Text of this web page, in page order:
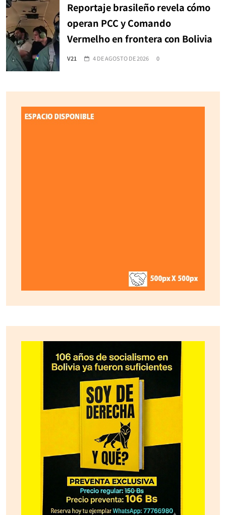
Reportaje brasileño revela cómo
operan PCC y Comando
Vermelho en frontera con Bolivia
V21 4 DE AGOSTO DE 2026 0